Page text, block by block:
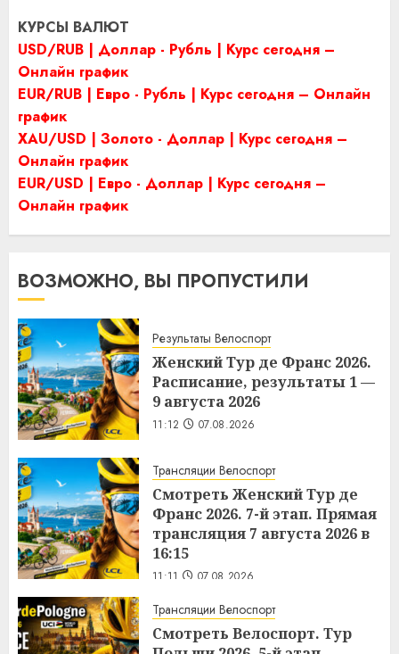
КУРСЫ ВАЛЮТ
USD/RUB | Доллар - Рубль | Курс сегодня –
Онлайн график
EUR/RUB | Евро - Рубль | Курс сегодня – Онлайн
график
XAU/USD | Золото - Доллар | Курс сегодня –
Онлайн график
EUR/USD | Евро - Доллар | Курс сегодня –
Онлайн график
ВОЗМОЖНО, ВЫ ПРОПУСТИЛИ
Результаты Велоспорт
Женский Тур де Франс 2026.
Расписание, результаты 1 —
9 августа 2026
11:12 07.08.2026
Трансляции Велоспорт
Смотреть Женский Тур де
Франс 2026. 7-й этап. Прямая
трансляция 7 августа 2026 в
16:15
11:11 07.08.2026
Трансляции Велоспорт
Смотреть Велоспорт. Тур